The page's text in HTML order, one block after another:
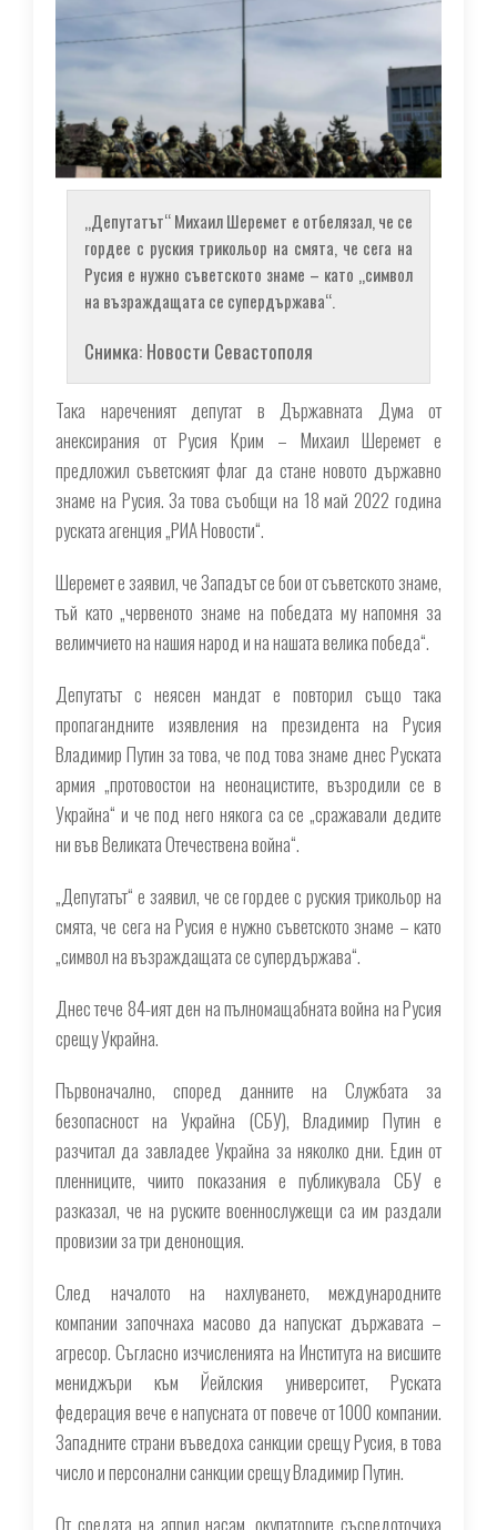
„Депутатът“ Михаил Шеремет е отбелязал, че се
гордее с руския трикольор на смята, че сега на
Русия е нужно съветското знаме – като „символ
на възраждащата се супердържава“.
Снимка: Новости Севастополя
Така нареченият депутат в Държавната Дума от
анексирания от Русия Крим – Михаил Шеремет е
предложил съветският флаг да стане новото държавно
знаме на Русия. За това съобщи на 18 май 2022 година
руската агенция „РИА Новости“.
Шеремет е заявил, че Западът се бои от съветското знаме,
тъй като „червеното знаме на победата му напомня за
велимчието на нашия народ и на нашата велика победа“.
Депутатът с неясен мандат е повторил също така
пропагандните изявления на президента на Русия
Владимир Путин за това, че под това знаме днес Руската
армия „протовостои на неонацистите, възродили се в
Украйна“ и че под него някога са се „сражавали дедите
ни във Великата Отечествена война“.
„Депутатът“ е заявил, че се гордее с руския трикольор на
смята, че сега на Русия е нужно съветското знаме – като
„символ на възраждащата се супердържава“.
Днес тече 84-ият ден на пълномащабната война на Русия
срещу Украйна.
Първоначално, според данните на Службата за
безопасност на Украйна (СБУ), Владимир Путин е
разчитал да завладее Украйна за няколко дни. Един от
пленниците, чиито показания е публикувала СБУ е
разказал, че на руските военнослужещи са им раздали
провизии за три денонощия.
След началото на нахлуването, международните
компании започнаха масово да напускат държавата –
агресор. Съгласно изчисленията на Института на висшите
мениджъри към Йейлския университет, Руската
федерация вече е напусната от повече от 1000 компании.
Западните страни въведоха санкции срещу Русия, в това
число и персонални санкции срещу Владимир Путин.
От средата на април насам, окупаторите съсредоточиха